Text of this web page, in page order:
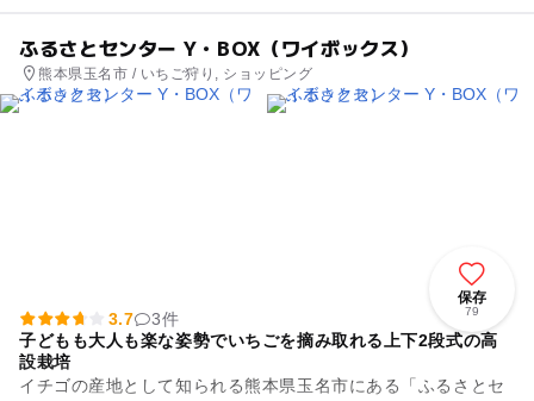
ふるさとセンター Y・BOX（ワイボックス）
熊本県玉名市 / いちご狩り, ショッピング
保存
79
3.7
3件
子どもも大人も楽な姿勢でいちごを摘み取れる上下2段式の高
設栽培
イチゴの産地として知られる熊本県玉名市にある「ふるさとセ